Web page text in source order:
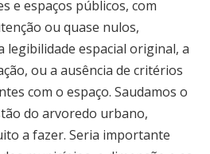
e espaços públicos, com
ou quase nulos,
legibilidade espacial original, a
ou a ausência de critérios
com o espaço. Saudamos o
do arvoredo urbano,
a fazer. Seria importante